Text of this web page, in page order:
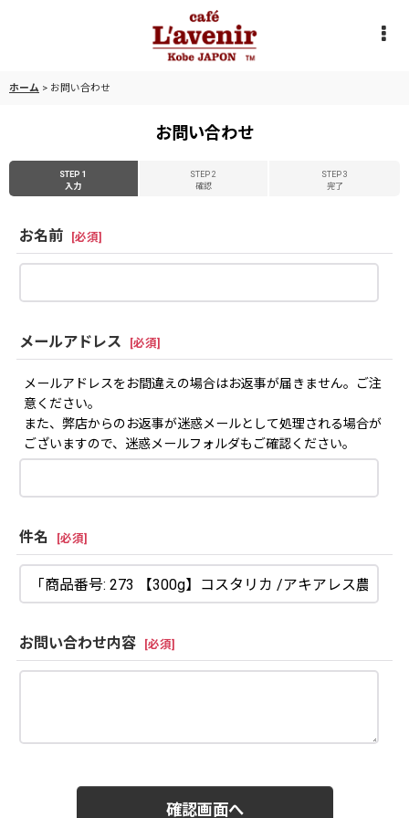
ホーム > お問い合わせ
お問い合わせ
STEP 1
入力
STEP 2
確認
STEP 3
完了
お名前 [必須]
メールアドレス [必須]
メールアドレスをお間違えの場合はお返事が届きません。ご注
意ください。
また、弊店からのお返事が迷惑メールとして処理される場合が
ございますので、迷惑メールフォルダもご確認ください。
件名 [必須]
お問い合わせ内容 [必須]
確認画面へ